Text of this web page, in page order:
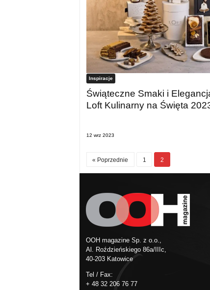
Inspiracje
Świąteczne Smaki i
Loft Kulinarny na Święta
12 wrz 2023
« Poprzednie 1 2
OOH magazine Sp. z o.o.,
Al. Roździeńskiego 86a/IIIc,
40-203 Katowice
Tel / Fax:
+ 48 32 206 76 77